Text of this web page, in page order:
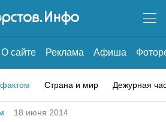
О сайте Реклама Афиша
Страна и мир Дежурная
18 июня 2014